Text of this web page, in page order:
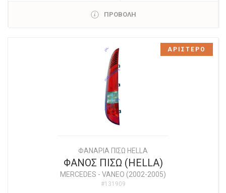
ΠΡΟΒΟΛΗ
ΦΑΝΑΡΙΑ ΠΙΣΩ HELLA
ΦΑΝΟΣ ΠΙΣΩ (HELLA)
MERCEDES - VANEO (2002-2005)
#131909
ΑΡΙΣΤΕΡΟ